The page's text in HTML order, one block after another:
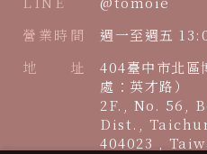
營業時間
週一至週五
地 址
404臺中市北區
處：英才路）
2F., No. 56,
Dist.,
404023 ,